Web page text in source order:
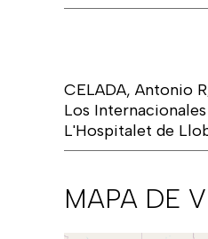
CELADA, Antonio
Los
L'Hospitalet de
MAPA DE